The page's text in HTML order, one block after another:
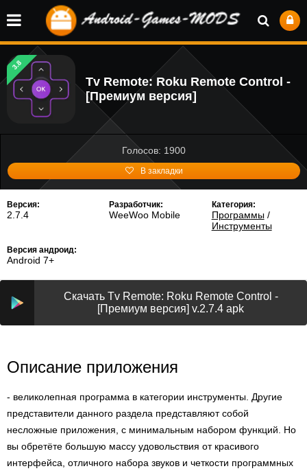
3.8
Tv Remote: Roku Remote Control -
[Премиум версия]
Голосов: 1900
В закладки
Версия:
2.7.4
Разработчик:
WeeWoo Mobile
Категория:
Программы/
Инструменты
Версия андроид:
Android 7+
Скачать Tv Remote: Roku Remote Control -
[Премиум версия] v.2.7.4 apk
Описание приложения
- великолепная программа в категории инструменты. Другие
представители данного раздела представляют собой
несложные приложения, с минимальным набором функций. Но
вы обретёте большую массу удовольствия от красивого
интерфейса, отличного набора звуков и четкости программных